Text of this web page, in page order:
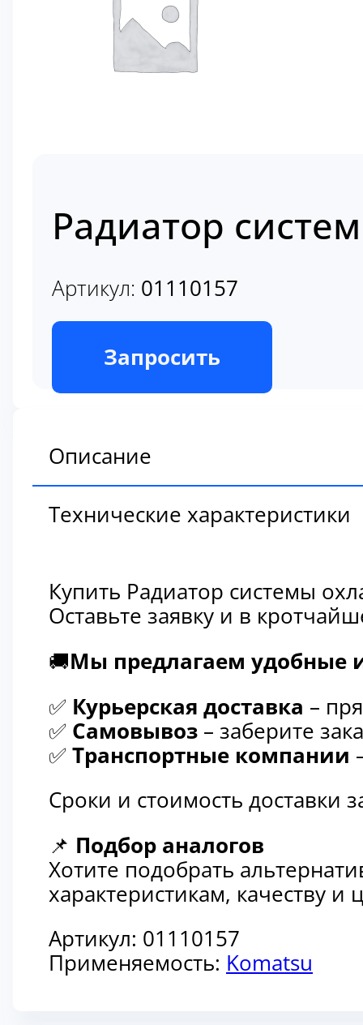
Радиатор
Артикул: 01110157
В наличии
Запросить
Описание
Технические характеристики
Купить Радиатор системы
Оставьте заявку и в
🚚Мы предлагаем удобные
✅ Курьерская доставка –
✅ Самовывоз – заберите
✅ Транспортные компании
Сроки и стоимость доставки
📌 Подбор аналогов
Хотите подобрать
характеристикам, качеству
Артикул: 01110157
Применяемость: Komatsu